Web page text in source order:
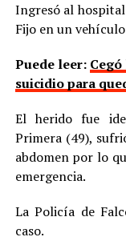
Ingresó al
Fijo en un
Puede leer:
suicidio para
El herido fue
Primera (49),
abdomen por lo
emergencia.
La Policía de
caso.